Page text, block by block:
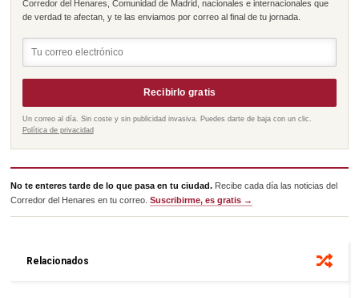
Corredor del Henares, Comunidad de Madrid, nacionales e internacionales que
de verdad te afectan, y te las enviamos por correo al final de tu jornada.
Recibirlo gratis
Un correo al día. Sin coste y sin publicidad invasiva. Puedes darte de baja con un clic.
Política de privacidad
No te enteres tarde de lo que pasa en tu ciudad. Recibe cada día las noticias del
Corredor del Henares en tu correo.Suscribirme, es gratis →
Relacionados